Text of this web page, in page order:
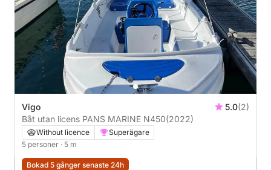
Vigo 5.0(2)
Båt utan licens PANS MARINE N450(2022)
Without licence
Superägare
5 personer · 5 m
Bokad 5 gånger senaste 24h